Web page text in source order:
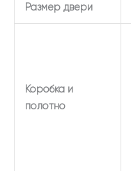
Размер двери
Коробка и
полотно